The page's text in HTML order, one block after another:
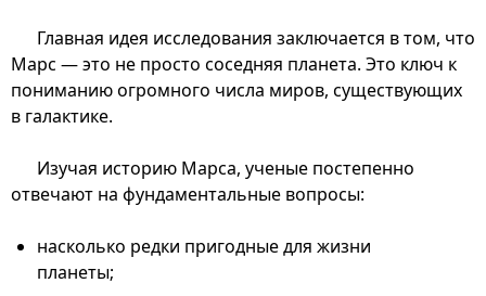
Главная идея исследования заключается в том, что
Марс — это не просто соседняя планета. Это ключ к
пониманию огромного числа миров, существующих
в галактике.
Изучая историю Марса, ученые постепенно
отвечают на фундаментальные вопросы:
насколько редки пригодные для жизни
планеты;